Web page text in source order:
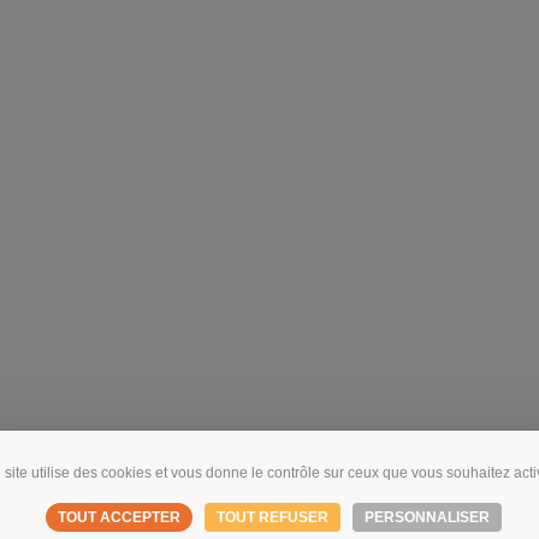
site utilise des cookies et vous donne le contrôle sur ceux que vous souhaitez
TOUT ACCEPTER TOUT REFUSER PERSONNALISER